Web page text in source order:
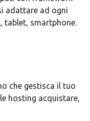
adattare ad ogni
tablet, smartphone.
che gestisca il tuo
hosting acquistare,